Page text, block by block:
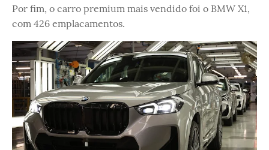
Por fim, o carro premium mais vendido foi o BMW X1,
com 426 emplacamentos.